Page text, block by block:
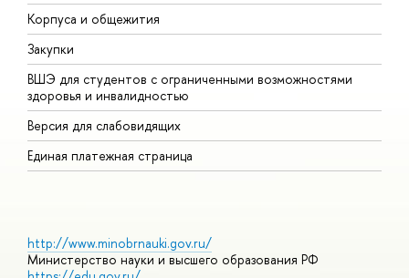
Корпуса и общежития
Закупки
ВШЭ для студентов с ограниченными возможностями
здоровья и инвалидностью
Версия для слабовидящих
Единая платежная страница
http://www.minobrnauki.gov.ru/
Министерство науки и высшего образования РФ